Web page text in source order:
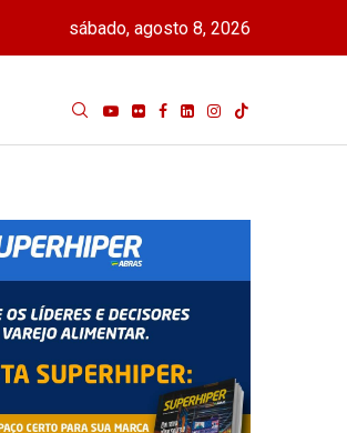
sábado, agosto 8, 2026